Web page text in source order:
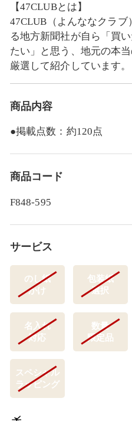
【47CLUBとは】
47CLUB（よんななクラ
る地方新聞社が自ら「買
たい」と思う、地元の本
厳選して紹介しています。
商品内容
●掲載点数：約120点
商品コード
F848-595
サービス
のし紙
かけ
包装紙
選択
名入れ
対応
数量
限定品
スペシャル
ラッピング